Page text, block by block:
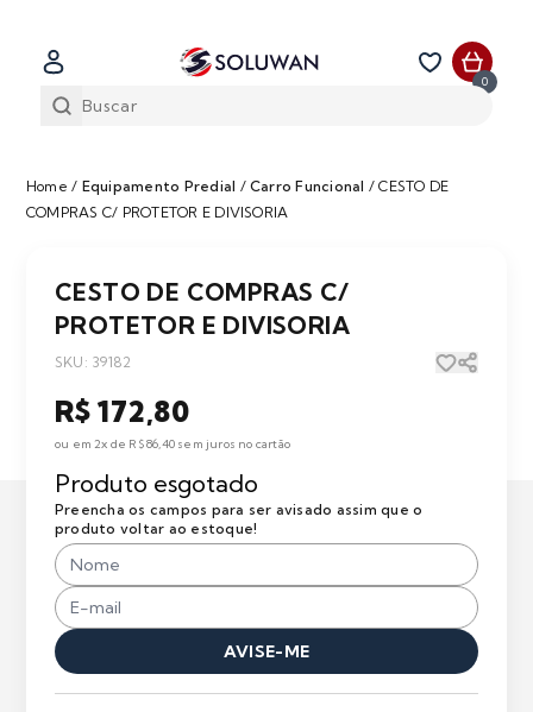
0
Home / Equipamento Predial / Carro Funcional /CESTO DE
COMPRAS C/ PROTETOR E DIVISORIA
CESTO DE COMPRAS C/
PROTETOR E DIVISORIA
SKU: 39182
R$ 172,80
ou em 2x de R$ 86,40 sem juros no cartão
Produto esgotado
Preencha os campos para ser avisado assim que o
produto voltar ao estoque!
AVISE-ME